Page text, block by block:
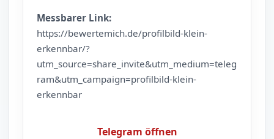
Messbarer Link:
https://bewertemich.de/profilbild-klein-
erkennbar/?
utm_source=share_invite&utm_medium=teleg
ram&utm_campaign=profilbild-klein-
erkennbar
Telegram öffnen